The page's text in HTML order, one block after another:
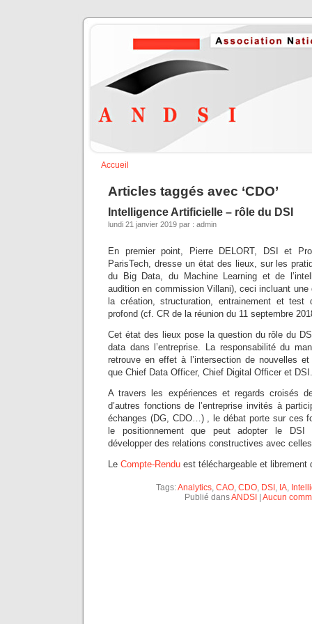
Accueil
Articles taggés avec ‘CDO’
Intelligence Artificielle – rôle du DSI
lundi 21 janvier 2019 par : admin
En premier point, Pierre DELORT, DSI et
ParisTech, dresse un état des lieux, sur les
du Big Data, du Machine Learning et de
audition en commission Villani), ceci incluant
la création, structuration, entrainement et test
profond (cf. CR de la réunion du 11 septembre
Cet état des lieux pose la question du rôle du
data dans l’entreprise. La responsabilité du
retrouve en effet à l’intersection de nouvelles
que Chief Data Officer, Chief Digital Officer et DSI.
A travers les expériences et regards croisés
d’autres fonctions de l’entreprise invités à
échanges (DG, CDO…) , le débat porte sur ces
le positionnement que peut adopter le DSI
développer des relations constructives avec
Le Compte-Rendu est téléchargeable et librement
Tags:Analytics, CAO, CDO, DSI , IA,
Publié dansANDSI Aucun